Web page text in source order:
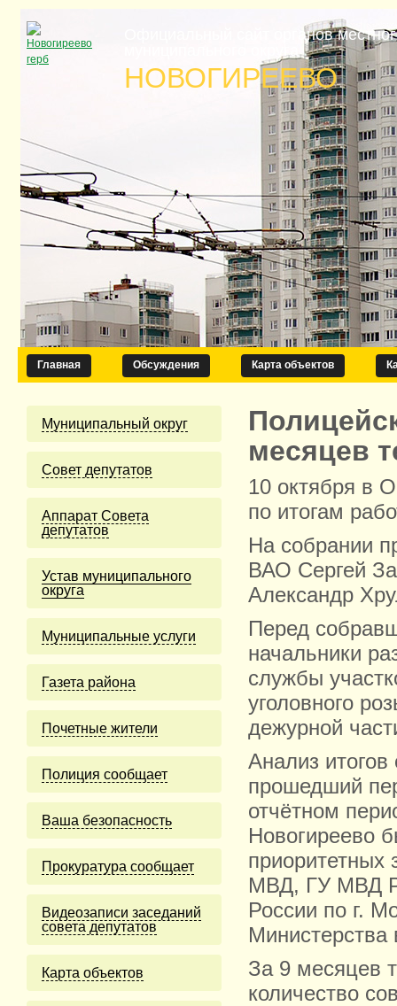
Официальный сайт органов
муниципального округа
НОВОГИРЕЕВО
Главная Обсуждения Карта объектов
Муниципальный округ
Cовет депутатов
Аппарат Совета
депутатов
Устав муниципального
округа
Муниципальные услуги
Газета района
Почетные жители
Полиция сообщает
Ваша безопасность
Прокуратура сообщает
Видеозаписи заседаний
совета депутатов
Карта объектов
месяцев
10 октября в
по итогам
На собрании
ВАО Сергей
Александр
Перед
начальники
службы
уголовного
дежурной
Анализ
прошедший
отчётном
Новогиреево
приоритетных
МВД, ГУ МВД
России по г.
За 9 месяцев
количество